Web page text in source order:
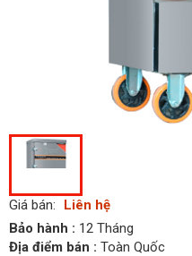
Giá bán:
Liên hệ
Bảo hành : 12 Tháng
Địa điểm bán : Toàn Quốc